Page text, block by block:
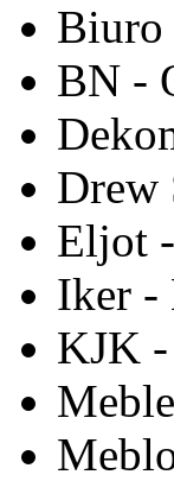
Biuro
BN -
Drew
Eljot
Iker -
KJK